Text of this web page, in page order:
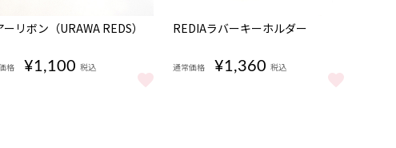
見る
ーリボン（URAWA REDS）
格 ¥1,100 税込
ーリボン（URAWA REDS） をもっと見る
REDIAラバーキーホルダー
通常価格 ¥1,360 税込
REDIAラバーキーホルダー をもっと見る